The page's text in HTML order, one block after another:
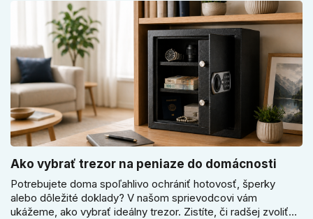
Ako vybrať trezor na peniaze do domácnosti
Potrebujete doma spoľahlivo ochrániť hotovosť, šperky
alebo dôležité doklady? V našom sprievodcovi vám
ukážeme, ako vybrať ideálny trezor. Zistíte, či radšej zvoliť